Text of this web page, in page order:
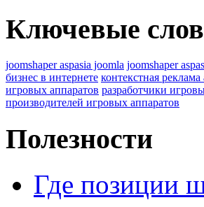
Ключевые
joomshaper aspasia joomla joomshaper
бизнес в интернете контекстная реклама
игровых аппаратов разработчики
производителей игровых аппаратов
Полезности
Где позиции